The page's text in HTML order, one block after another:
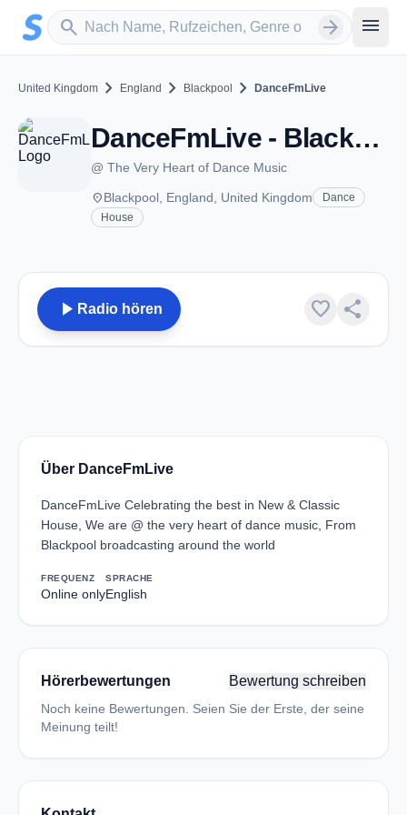
Zum Hauptinhalt springen
search
Sender suchen arrow_forward menu
United Kingdom chevron_right England chevron_right Blackpool chevron_right DanceFmLive
DanceFmLive - Blackpool
@ The Very Heart of Dance Music
placeBlackpool, England, United Kingdom
Dance
House
play_arrow Radio hören favorite share
Über DanceFmLive
DanceFmLive Celebrating the best in New & Classic
House, We are @ the very heart of dance music, From
Blackpool broadcasting around the world
FREQUENZ
Online only
SPRACHE
English
Hörerbewertungen Bewertung schreiben
Noch keine Bewertungen. Seien Sie der Erste, der seine
Meinung teilt!